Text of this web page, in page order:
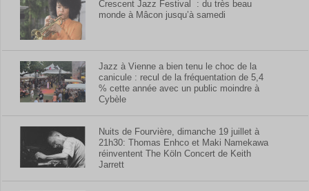
Crescent Jazz Festival : du très beau
monde à Mâcon jusqu’à samedi
Jazz à Vienne a bien tenu le choc de la
canicule : recul de la fréquentation de 5,4
% cette année avec un public moindre à
Cybèle
Nuits de Fourvière, dimanche 19 juillet à
21h30: Thomas Enhco et Maki Namekawa
réinventent The Köln Concert de Keith
Jarrett